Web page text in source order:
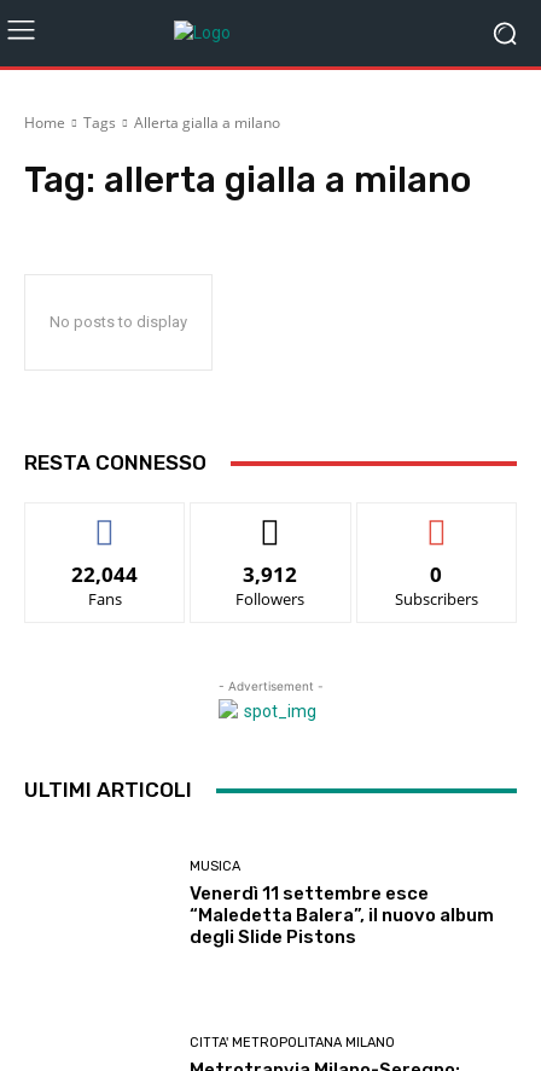
Home Tags Allerta gialla a milano
Tag: allerta gialla a milano
No posts to display
RESTA CONNESSO
22,044
Fans
3,912
Followers
0
Subscribers
- Advertisement -
ULTIMI ARTICOLI
MUSICA
Venerdì 11 settembre esce
“Maledetta Balera”, il nuovo album
degli Slide Pistons
CITTA' METROPOLITANA MILANO